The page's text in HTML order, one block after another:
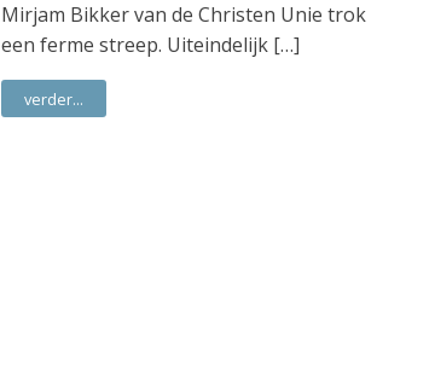
Mirjam Bikker van de Christen Unie trok
een ferme streep. Uiteindelijk […]
verder...